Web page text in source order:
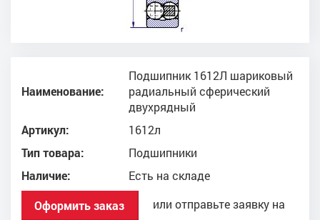
Наименование:
Подшипник 1612Л шариковый
радиальный сферический
двухрядный
Артикул:
1612л
Тип товара:
Подшипники
Наличие:
Есть на складе
Оформить заказ
или отправьте заявку на